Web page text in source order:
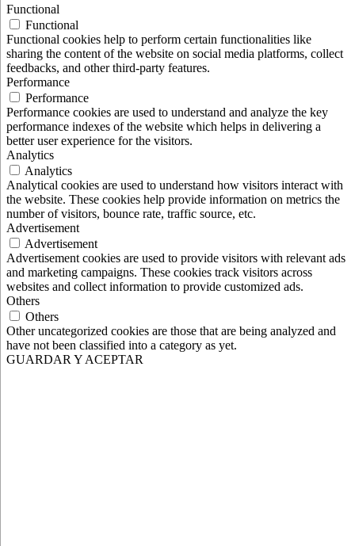
Functional
Functional
Functional cookies help to perform certain functionalities like
sharing the content of the website on social media platforms, collect
feedbacks, and other third-party features.
Performance
Performance
Performance cookies are used to understand and analyze the key
performance indexes of the website which helps in delivering a
better user experience for the visitors.
Analytics
Analytics
Analytical cookies are used to understand how visitors interact with
the website. These cookies help provide information on metrics the
number of visitors, bounce rate, traffic source, etc.
Advertisement
Advertisement
Advertisement cookies are used to provide visitors with relevant ads
and marketing campaigns. These cookies track visitors across
websites and collect information to provide customized ads.
Others
Others
Other uncategorized cookies are those that are being analyzed and
have not been classified into a category as yet.
GUARDAR Y ACEPTAR